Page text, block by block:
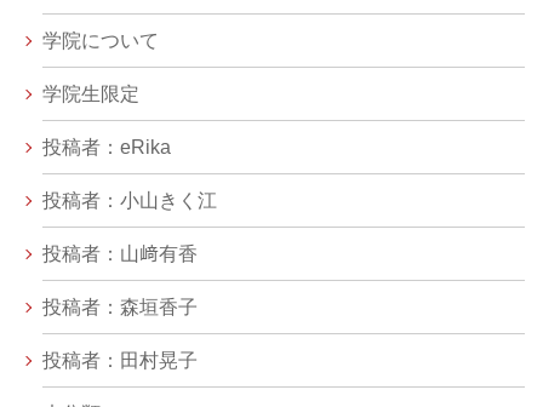
学院について
学院生限定
投稿者：eRika
投稿者：小山きく江
投稿者：山﨑有香
投稿者：森垣香子
投稿者：田村晃子